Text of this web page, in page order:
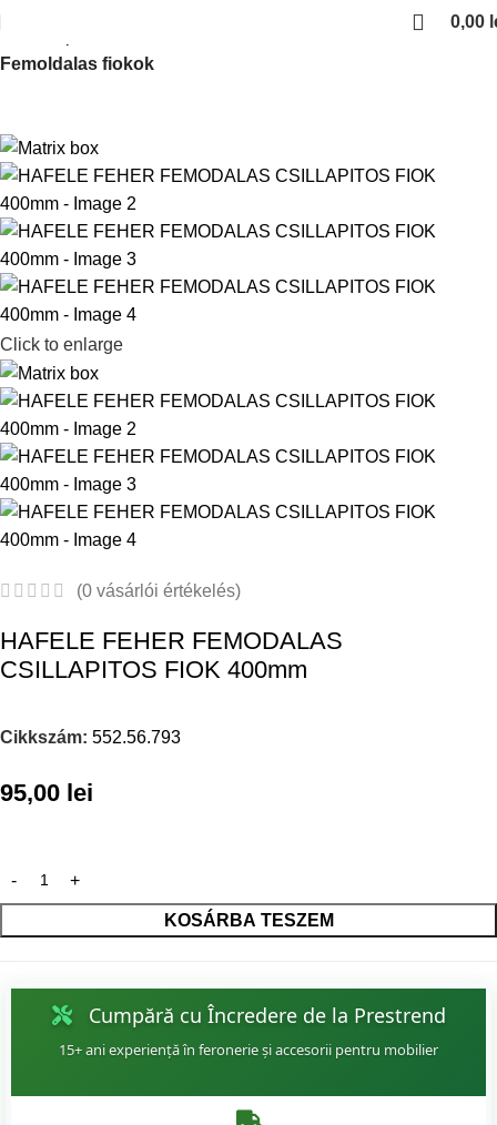
0,00
Femoldalas fiokok
Click to enlarge
(0 vásárlói értékelés)
HAFELE FEHER FEMODALAS
CSILLAPITOS FIOK 400mm
Cikkszám: 552.56.793
95,00 lei
KOSÁRBA TESZEM
Cumpără cu Încredere de la Prestrend
15+ ani experiență în feronerie și accesorii pentru mobilier